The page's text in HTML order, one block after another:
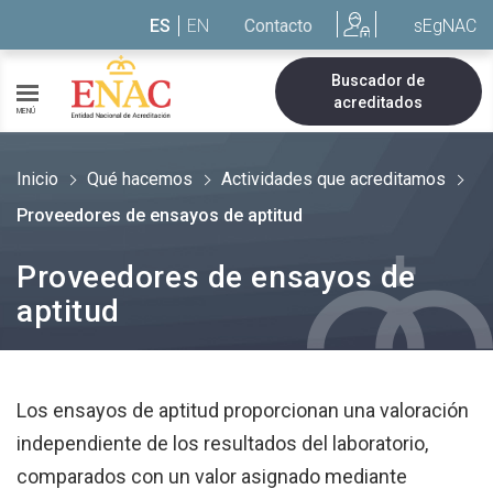
ES EN Contacto sEgNAC
MENÚ
Buscador de
acreditados
Inicio Qué hacemos
Actividades que acreditamos
Proveedores de ensayos de aptitud
Proveedores de ensayos de
aptitud
Los ensayos de aptitud proporcionan una valoración
independiente de los resultados del laboratorio,
comparados con un valor asignado mediante